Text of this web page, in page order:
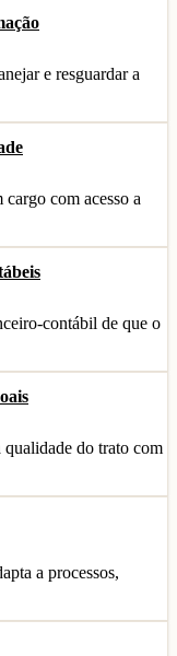
e resguardar a
com acesso a
contábil de que o
qualidade do trato com
a processos,